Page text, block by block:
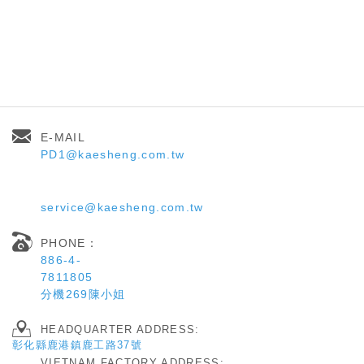
E-MAIL
PD1@kaesheng.com.tw
service@kaesheng.com.tw
PHONE：
886-4-
7811805
分機269陳小姐
HEADQUARTER ADDRESS:
彰化縣鹿港鎮鹿工路37號